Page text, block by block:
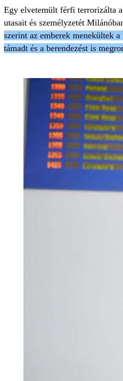
Egy elvetemült férfi terrorizálta
utasait és személyzetét
szerint az emberek menekültek
támadt és a berendezést is